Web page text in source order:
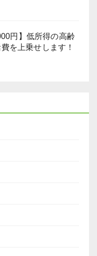
円】低所得の高齢
を上乗せします！